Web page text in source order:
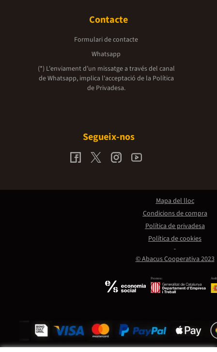
Contacte
Formulari de contacte
Whatsapp
(*) L'enviament d’un missatge a través del canal
de Whatsapp, implica l'acceptació de la Política
de Privadesa.
Segueix-nos
Promou:
© Abacus Cooperativa 2023
Mapa del lloc
Condicions de compra
Política de privadesa
Política de cookies